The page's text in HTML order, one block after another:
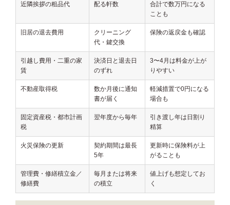
近隣挨拶の粗品代 配る軒数
合計で数万円になる
ことも
旧居の退去費用
クリーニング
代・鍵交換
保険の返戻金も確認
引越し費用・二重の家
賃
決済日と退去日
のずれ
3〜4月は料金が上が
りやすい
不動産取得税
数か月後に通知
書が届く
軽減措置で0円になる
場合も
固定資産税・都市計画
税
翌年度から毎年
引き渡し年は日割り
精算
火災保険の更新
契約期間は最長
5年
更新時に保険料が上
がることも
管理費・修繕積立金／
修繕費
毎月または将来
の積立
値上げも想定してお
く